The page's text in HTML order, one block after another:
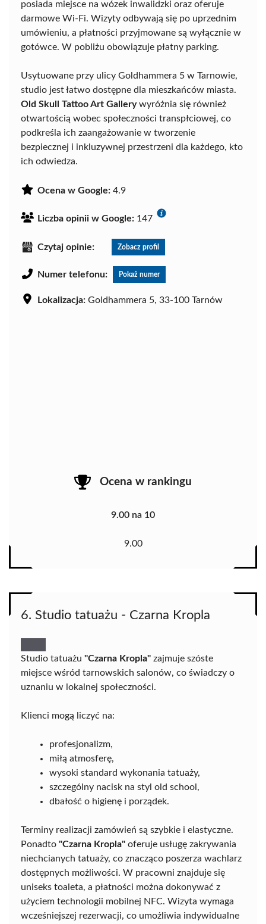
posiada miejsce na wózek inwalidzki oraz oferuje
darmowe Wi-Fi. Wizyty odbywają się po uprzednim
umówieniu, a płatności przyjmowane są wyłącznie w
gotówce. W pobliżu obowiązuje płatny parking.
Usytuowane przy ulicy Goldhammera 5 w Tarnowie,
studio jest łatwo dostępne dla mieszkańców miasta.
Old Skull Tattoo Art Gallerywyróżnia się również
otwartością wobec społeczności transpłciowej, co
podkreśla ich zaangażowanie w tworzenie
bezpiecznej i inkluzywnej przestrzeni dla każdego, kto
ich odwiedza.
Ocena w Google: 4.9
Liczba opinii w Google: 147
Czytaj opinie: Zobacz profil
Numer telefonu: Pokaż numer
Lokalizacja: Goldhammera 5, 33-100 Tarnów
Ocena w rankingu
9.00 na 10
9.00
6. Studio tatuażu - Czarna Kropla
Studio tatuażu "Czarna Kropla" zajmuje szóste
miejsce wśród tarnowskich salonów, co świadczy o
uznaniu w lokalnej społeczności.
Klienci mogą liczyć na:
profesjonalizm,
miłą atmosferę,
wysoki standard wykonania tatuaży,
szczególny nacisk na styl old school,
dbałość o higienę i porządek.
Terminy realizacji zamówień są szybkie i elastyczne.
Ponadto "Czarna Kropla" oferuje usługę zakrywania
niechcianych tatuaży, co znacząco poszerza wachlarz
dostępnych możliwości. W pracowni znajduje się
uniseks toaleta, a płatności można dokonywać z
użyciem technologii mobilnej NFC. Wizyta wymaga
wcześniejszej rezerwacji, co umożliwia indywidualne